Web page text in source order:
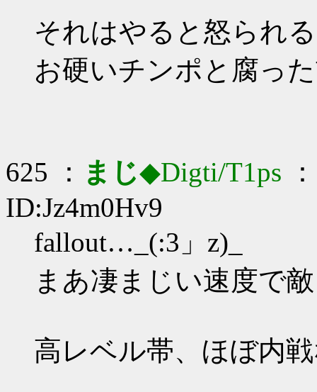
それはやると怒られ
お硬いチンポと腐っ
625 ： まじ◆Digti/T1ps
ID:Jz4m0Hv9
fallout…_(:3」z)_
まあ凄まじい速度で
高レベル帯、ほぼ内